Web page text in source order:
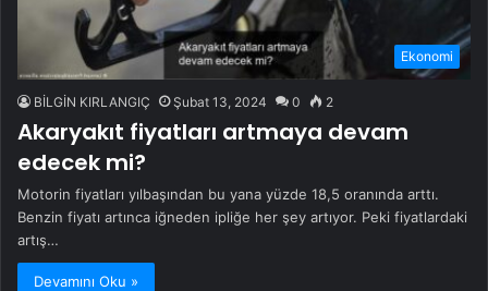
Ekonomi
BİLGİN KIRLANGIÇ Şubat 13, 2024 0 2
Akaryakıt fiyatları artmaya devam
edecek mi?
Motorin fiyatları yılbaşından bu yana yüzde 18,5 oranında arttı.
Benzin fiyatı artınca iğneden ipliğe her şey artıyor. Peki fiyatlardaki
artış…
Devamını Oku »